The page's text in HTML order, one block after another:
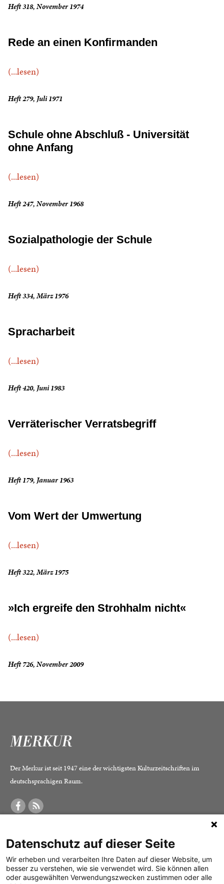
Heft 318, November 1974
Rede an einen Konfirmanden
(...lesen)
Heft 279, Juli 1971
Schule ohne Abschluß - Universität
ohne Anfang
(...lesen)
Heft 247, November 1968
Sozialpathologie der Schule
(...lesen)
Heft 334, März 1976
Spracharbeit
(...lesen)
Heft 420, Juni 1983
Verräterischer Verratsbegriff
(...lesen)
Heft 179, Januar 1963
Vom Wert der Umwertung
(...lesen)
Heft 322, März 1975
»Ich ergreife den Strohhalm nicht«
(...lesen)
Heft 726, November 2009
Der Merkur ist seit 1947 eine der wichtigsten Kulturzeitschriften im
deutschsprachigen Raum.
Was ist der Merkur?
Herausgeber /
Redaktion
Alle Abos im Überblick
Print-Abo
Digital-Abo
Impressum
Datenschutz
Mediadaten
Datenschutz auf dieser Seite
Wir erheben und verarbeiten Ihre Daten auf dieser Website, um
besser zu verstehen, wie sie verwendet wird. Sie können allen
oder ausgewählten Verwendungszwecken zustimmen oder alle